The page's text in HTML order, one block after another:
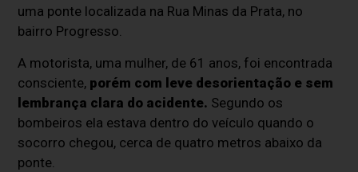
uma ponte localizada na Rua Minas da Prata, no
bairro Progresso.
A motorista, uma mulher, de 61 anos, foi encontrada
consciente, porém com leve desorientação e sem
lembrança clara do acidente. Segundo os
bombeiros ela estava dentro do veículo quando o
socorro chegou, cerca de quatro metros abaixo da
ponte.